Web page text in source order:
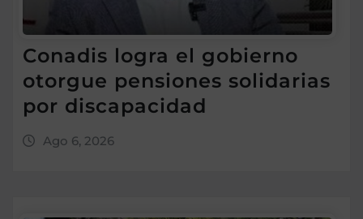
Conadis logra el gobierno
otorgue pensiones solidarias
por discapacidad
Ago 6, 2026